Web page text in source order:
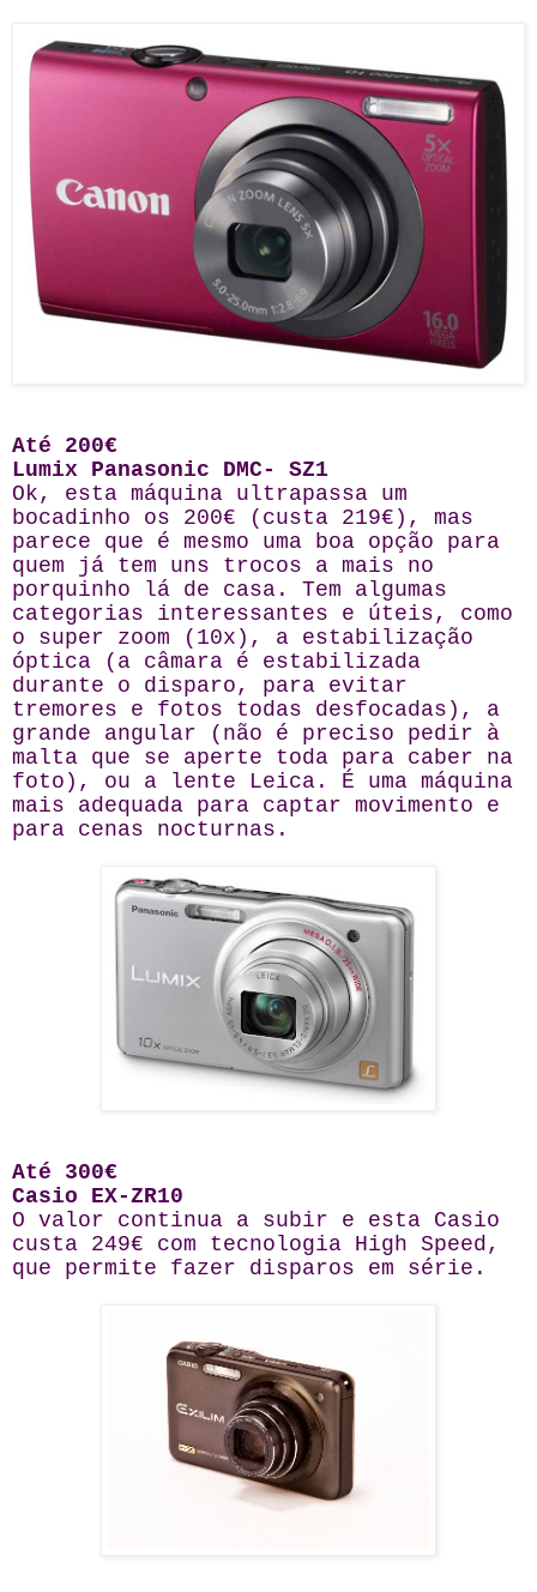
Até 200€
Lumix Panasonic DMC- SZ1
Ok, esta máquina ultrapassa um
bocadinho os 200€ (custa 219€), mas
parece que é mesmo uma boa opção para
quem já tem uns trocos a mais no
porquinho lá de casa. Tem algumas
categorias interessantes e úteis, como
o super zoom (10x), a estabilização
óptica (a câmara é estabilizada
durante o disparo, para evitar
tremores e fotos todas desfocadas), a
grande angular (não é preciso pedir à
malta que se aperte toda para caber na
foto), ou a lente Leica. É uma máquina
mais adequada para captar movimento e
para cenas nocturnas.
Até 300€
Casio EX-ZR10
O valor continua a subir e esta Casio
custa 249€ com tecnologia High Speed,
que permite fazer disparos em série.